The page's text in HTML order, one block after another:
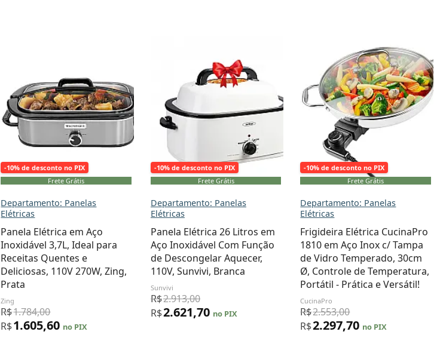
-10% de desconto no PIX
Frete Grátis
Departamento: Panelas
Elétricas
Panela Elétrica em Aço
Inoxidável 3,7L, Ideal para
Receitas Quentes e
Deliciosas, 110V 270W, Zing,
Prata
Zing
R$1.784,00
R$1.605,60 no PIX
-10% de desconto no PIX
Frete Grátis
Departamento: Panelas
Elétricas
Panela Elétrica 26 Litros em
Aço Inoxidável Com Função
de Descongelar Aquecer,
110V, Sunvivi, Branca
Sunvivi
R$2.913,00
R$2.621,70 no PIX
-10% de desconto no PIX
Frete Grátis
Departamento: Panelas
Elétricas
Frigideira Elétrica CucinaPro
1810 em Aço Inox c/ Tampa
de Vidro Temperado, 30cm
Ø, Controle de Temperatura,
Portátil - Prática e Versátil!
CucinaPro
R$2.553,00
R$2.297,70 no PIX